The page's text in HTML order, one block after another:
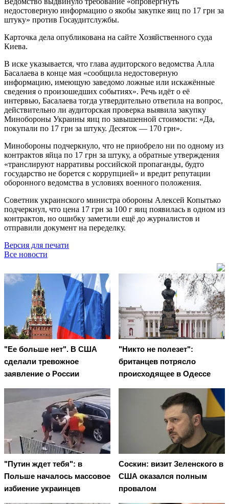
недостоверную информацию о якобы закупке яиц по 17 грн за
штуку» против Госаудитслужбы.
Карточка дела опубликована на сайте Хозяйственного суда
Киева.
В иске указывается, что глава аудиторского ведомства Алла
Басалаева в конце мая «сообщила недостоверную
информацию, имеющую заведомо ложные или искажённые
сведения о произошедших событиях». Речь идёт о её
интервью, Басалаева тогда утвердительно ответила на вопрос,
действительно ли аудиторская проверка выявила закупку
Минобороны Украины яиц по завышенной стоимости: «Да,
покупали по 17 грн за штуку. Десяток — 170 грн».
Минобороны подчеркнуло, что не приобрело ни по одному из
контрактов яйца по 17 грн за штуку, а обратные утверждения
«транслируют нарративы российской пропаганды, будто
государство не борется с коррупцией» и вредит репутации
оборонного ведомства в условиях военного положения.
Советник украинского министра обороны Алексей Копытько
подчеркнул, что цена 17 грн за 100 г яиц появилась в одном из
контрактов, но ошибку заметили ещё до журналистов и
отправили документ на переделку.
Версия для печати
Все новости
"Ее больше нет". В США
сделали тревожное
заявление о России
"Никто не полезет":
британцев потрясло
происходящее в Одессе
"Путин ждет тебя": в
Польше началось массовое
избиение украинцев
Соскин: визит Зеленского в
США оказался полным
провалом